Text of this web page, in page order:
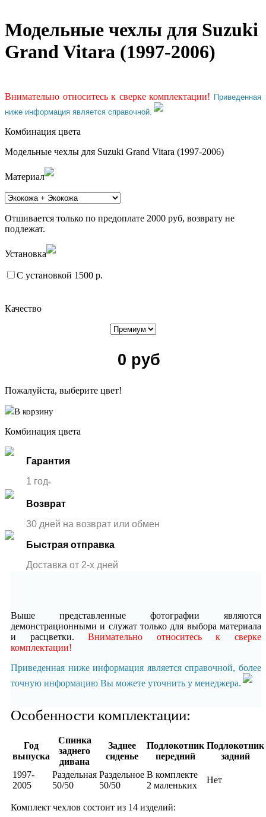
Модельные чехлы для Suzuki
Grand Vitara (1997-2006)
Внимательно относитесь к сверке комплектации! Приведенная
ниже информация является справочной.
Комбинация цвета
Модельные чехлы для Suzuki Grand Vitara (1997-2006)
Материал
Отшивается только по предоплате 2000 руб, возврату не
подлежат.
Установка
С установкой 1500 р.
Качество
0 руб
Пожалуйста, выберите цвет!
В корзину
Комбинация цвета
Гарантия
1 год*
Возврат
30 дней на возврат или обмен
Быстрая отправка
Доставка от 2-x дней
Выше представленные фотографии являются
демонстрационными и служат только для выбора материала
и расцветки.Внимательно относитесь к сверке
комплектации!
Приведенная ниже информация является справочной, более
точную информацию Вы можете уточнить у менеджера.
Особенности комплектации:
Год
выпуска
Спинка
заднего
дивана
Заднее
сиденье
Подлокотник
передний
Подлокотник
задний
1997-
2005
Раздельная
50/50
Раздельное
50/50
В комплекте
2 маленьких
Нет
Комплект чехлов состоит из 14 изделий: